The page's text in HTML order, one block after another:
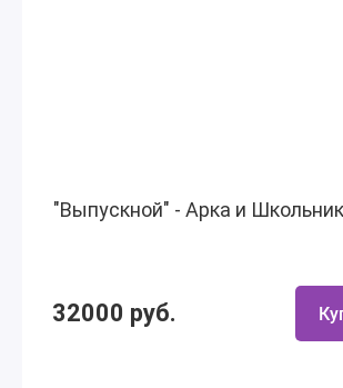
"Выпускной" - Арка и
32000 руб.